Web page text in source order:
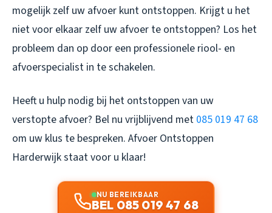
mogelijk zelf uw afvoer kunt ontstoppen. Krijgt u het
niet voor elkaar zelf uw afvoer te ontstoppen? Los het
probleem dan op door een professionele riool- en
afvoerspecialist in te schakelen.
Heeft u hulp nodig bij het ontstoppen van uw
verstopte afvoer? Bel nu vrijblijvend met 085 019 47 68
om uw klus te bespreken. Afvoer Ontstoppen
Harderwijkstaat voor u klaar!
NU BEREIKBAAR
BEL 085 019 47 68